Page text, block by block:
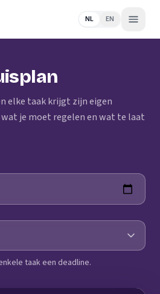
NL EN
elke taak krijgt zijn eigen
je moet regelen en wat te laat
taak een deadline.